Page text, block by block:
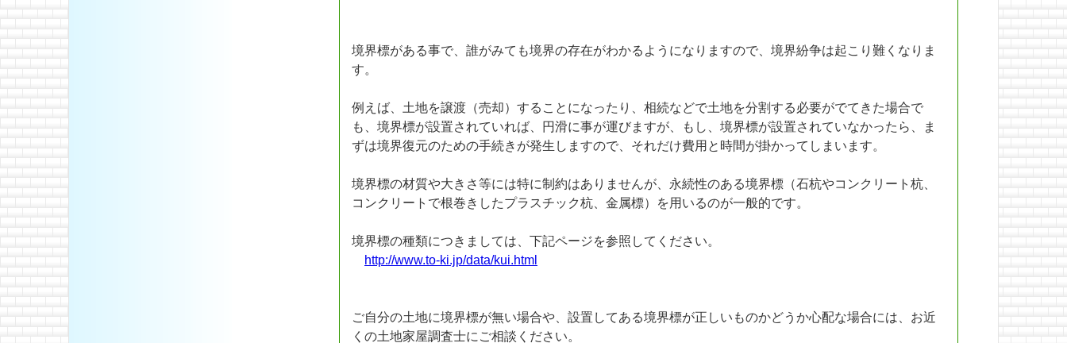
境界標がある事で、誰がみても境界の存在がわかるようになりますので、境界紛争は起こり難くなりま
す。
例えば、土地を譲渡（売却）することになったり、相続などで土地を分割する必要がでてきた場合で
も、境界標が設置されていれば、円滑に事が運びますが、もし、境界標が設置されていなかったら、ま
ずは境界復元のための手続きが発生しますので、それだけ費用と時間が掛かってしまいます。
境界標の材質や大きさ等には特に制約はありませんが、永続性のある境界標（石杭やコンクリート杭、
コンクリートで根巻きしたプラスチック杭、金属標）を用いるのが一般的です。
境界標の種類につきましては、下記ページを参照してください。
http://www.to-ki.jp/data/kui.html
ご自分の土地に境界標が無い場合や、設置してある境界標が正しいものかどうか心配な場合には、お近
くの土地家屋調査士にご相談ください。